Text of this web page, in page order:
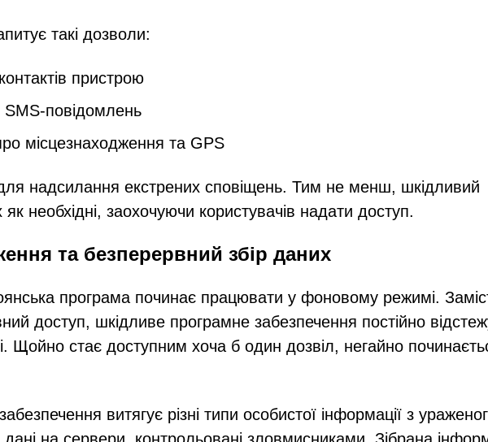
такі дозволи:
пристрою
SMS-повідомлень
місцезнаходження та GPS
для надсилання екстрених сповіщень. Тим не менш, шкідливий
необхідні, заохочуючи користувачів надати доступ.
та безперервний збір даних
програма починає працювати у фоновому режимі.
доступ, шкідливе програмне забезпечення постійно
Щойно стає доступним хоча б один дозвіл, негайно
витягує різні типи особистої інформації з